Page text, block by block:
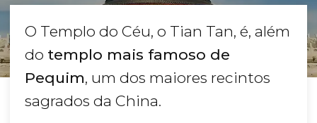
O Templo do Céu, o Tian Tan, é, além
do templo mais famoso de
Pequim, um dos maiores recintos
sagrados da China.